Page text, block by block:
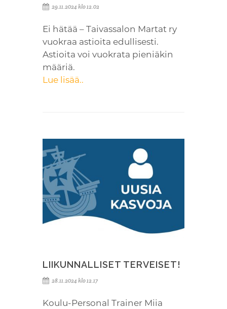
29.11.2024 klo 12.02
Ei hätää – Taivassalon Martat ry
vuokraa astioita edullisesti.
Astioita voi vuokrata pieniäkin
määriä.
Lue lisää..
LIIKUNNALLISET TERVEISET!
28.11.2024 klo 12.17
Koulu-Personal Trainer Miia